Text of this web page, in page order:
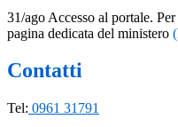
31/ago Accesso al portale.
pagina dedicata del ministero
Contatti
Tel: 0961 31791